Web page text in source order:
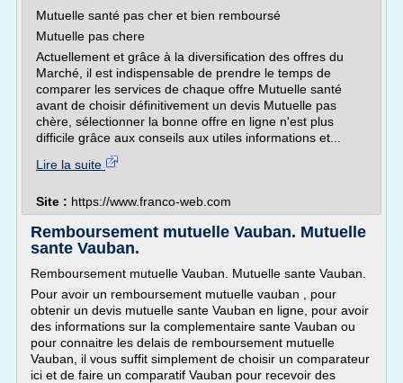
Mutuelle santé pas cher et bien remboursé
Mutuelle pas chere
Actuellement et grâce à la diversification des offres du
Marché, il est indispensable de prendre le temps de
comparer les services de chaque offre Mutuelle santé
avant de choisir définitivement un devis Mutuelle pas
chère, sélectionner la bonne offre en ligne n'est plus
difficile grâce aux conseils aux utiles informations et...
Lire la suite
Site : https://www.franco-web.com
Remboursement mutuelle Vauban. Mutuelle
sante Vauban.
Remboursement mutuelle Vauban. Mutuelle sante Vauban.
Pour avoir un remboursement mutuelle vauban , pour
obtenir un devis mutuelle sante Vauban en ligne, pour avoir
des informations sur la complementaire sante Vauban ou
pour connaitre les delais de remboursement mutuelle
Vauban, il vous suffit simplement de choisir un comparateur
ici et de faire un comparatif Vauban pour recevoir des